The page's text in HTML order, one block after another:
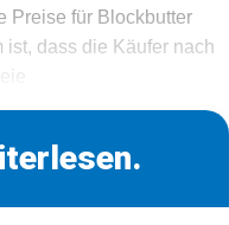
Preise für Blockbutter
dass die Käufer nach